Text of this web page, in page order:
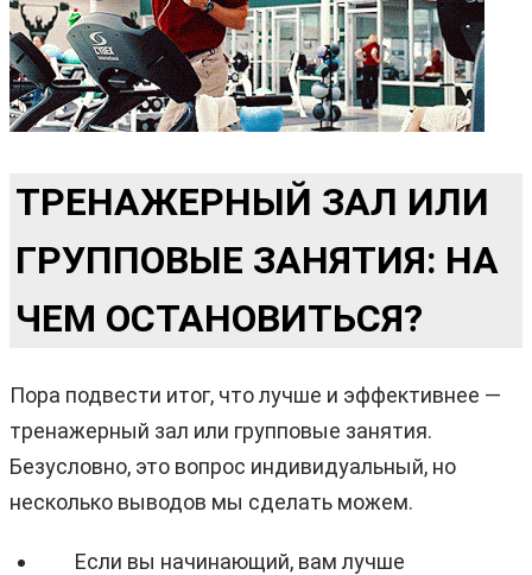
ТРЕНАЖЕРНЫЙ ЗАЛ ИЛИ
ГРУППОВЫЕ ЗАНЯТИЯ: НА
ЧЕМ ОСТАНОВИТЬСЯ?
Пора подвести итог, что лучше и эффективнее —
тренажерный зал или групповые занятия.
Безусловно, это вопрос индивидуальный, но
несколько выводов мы сделать можем.
Если вы начинающий, вам лучше